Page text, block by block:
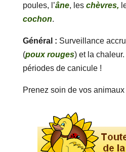
poules, l’âne, les chèvres,
cochon.
Général : Surveillance
(poux rouges) et la
périodes de canicule !
Prenez soin de vos